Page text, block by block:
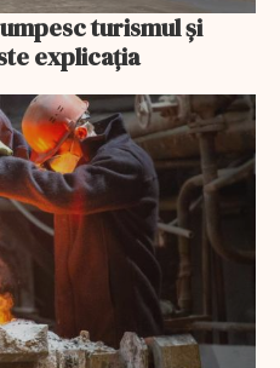
turismul și
explicația